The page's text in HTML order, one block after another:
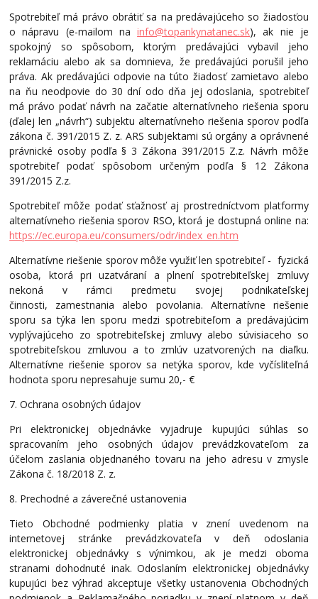
Spotrebiteľ má právo obrátiť sa na predávajúceho so žiadosťou
o nápravu (e-mailom nainfo@topankynatanec.sk), ak nie je
spokojný so spôsobom, ktorým predávajúci vybavil jeho
reklamáciu alebo ak sa domnieva, že predávajúci porušil jeho
práva. Ak predávajúci odpovie na túto žiadosť zamietavo alebo
na ňu neodpovie do 30 dní odo dňa jej odoslania, spotrebiteľ
má právo podať návrh na začatie alternatívneho riešenia sporu
(ďalej len „návrh“) subjektu alternatívneho riešenia sporov podľa
zákona č. 391/2015 Z. z. ARS subjektami sú orgány a oprávnené
právnické osoby podľa § 3 Zákona 391/2015 Z.z. Návrh môže
spotrebiteľ podať spôsobom určeným podľa § 12 Zákona
391/2015 Z.z.
Spotrebiteľ môže podať sťažnosť aj prostredníctvom platformy
alternatívneho riešenia sporov RSO, ktorá je dostupná online na:
https://ec.europa.eu/consumers/odr/index_en.htm
Alternatívne riešenie sporov môže využiť len spotrebiteľ - fyzická
osoba, ktorá pri uzatváraní a plnení spotrebiteľskej zmluvy
nekoná v rámci predmetu svojej podnikateľskej
činnosti, zamestnania alebo povolania. Alternatívne riešenie
sporu sa týka len sporu medzi spotrebiteľom a predávajúcim
vyplývajúceho zo spotrebiteľskej zmluvy alebo súvisiaceho so
spotrebiteľskou zmluvou a to zmlúv uzatvorených na diaľku.
Alternatívne riešenie sporov sa netýka sporov, kde vyčísliteľná
hodnota sporu nepresahuje sumu 20,- €
7. Ochrana osobných údajov
Pri elektronickej objednávke vyjadruje kupujúci súhlas so
spracovaním jeho osobných údajov prevádzkovateľom za
účelom zaslania objednaného tovaru na jeho adresu v zmysle
Zákona č. 18/2018 Z. z.
8. Prechodné a záverečné ustanovenia
Tieto Obchodné podmienky platia v znení uvedenom na
internetovej stránke prevádzkovateľa v deň odoslania
elektronickej objednávky s výnimkou, ak je medzi oboma
stranami dohodnuté inak. Odoslaním elektronickej objednávky
kupujúci bez výhrad akceptuje všetky ustanovenia Obchodných